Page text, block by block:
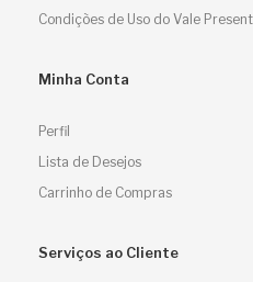
Condições de Uso do Vale
Minha Conta
Perfil
Lista de Desejos
Carrinho de Compras
Serviços ao Cliente